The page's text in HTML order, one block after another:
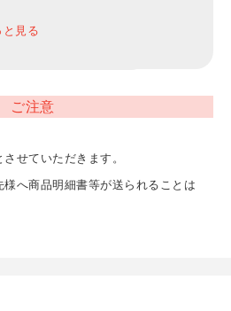
ご注意
せていただきます。
へ商品明細書等が送られることは